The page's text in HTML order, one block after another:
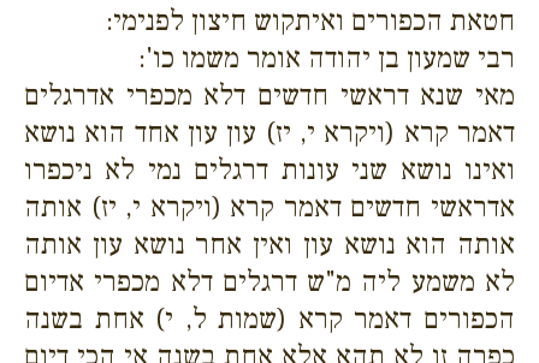
חטאת הכפורים ואיתקוש חיצון לפנימי:
רבי שמעון בן יהודה אומר משמו כו':
מאי שנא דראשי חדשים דלא מכפרי אדרגלים
דאמר קרא (ויקרא י, יז) עון עון אחד הוא נושא
ואינו נושא שני עונות דרגלים נמי לא ניכפרו
אדראשי חדשים דאמר קרא (ויקרא י, יז) אותה
אותה הוא נושא עון ואין אחר נושא עון אותה
לא משמע ליה מ"ש דרגלים דלא מכפרי אדיום
הכפורים דאמר קרא (שמות ל, י) אחת בשנה